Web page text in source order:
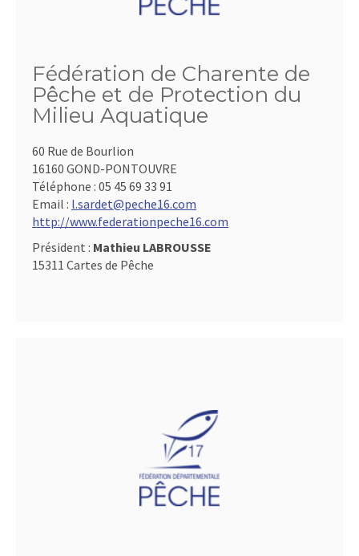
Fédération de Charente de
Pêche et de Protection du
Milieu Aquatique
60 Rue de Bourlion
16160 GOND-PONTOUVRE
Téléphone : 05 45 69 33 91
Email : l.sardet@peche16.com
http://www.federationpeche16.com
Président : Mathieu LABROUSSE
15311 Cartes de Pêche